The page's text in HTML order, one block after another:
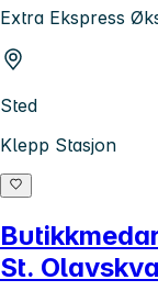
Extra Ekspress
Sted
Klepp Stasjon
St.